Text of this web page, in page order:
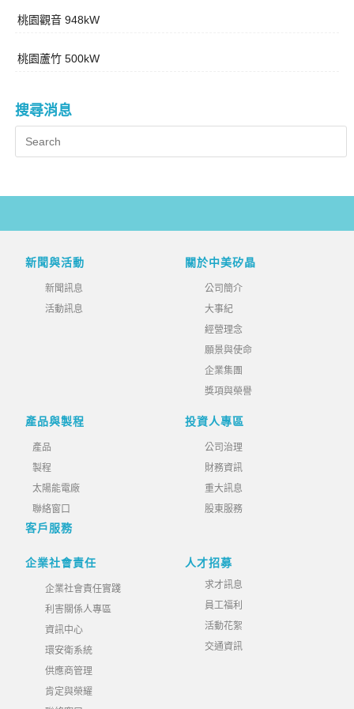
桃園觀音 948kW
桃園蘆竹 500kW
搜尋消息
新聞與活動
新聞訊息
活動訊息
關於中美矽晶
公司簡介
大事紀
經營理念
願景與使命
企業集團
獎項與榮譽
產品與製程
產品
製程
太陽能電廠
聯絡窗口
客戶服務
投資人專區
公司治理
財務資訊
重大訊息
股東服務
企業社會責任
企業社會責任實踐
利害關係人專區
資訊中心
環安衛系統
供應商管理
肯定與榮耀
人才招募
求才訊息
員工福利
活動花絮
交通資訊